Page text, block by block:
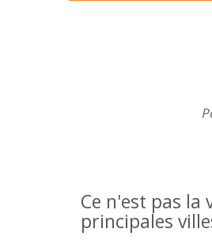
Ce n'est pas la
principales